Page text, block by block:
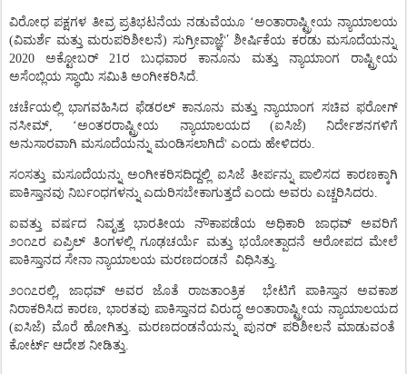
ವಿರೋಧ ಪಕ್ಷಗಳ ತೀವ್ರ ಪ್ರತಿಭಟನೆಯ ನಡುವೆಯೂ ‘ಅಂತಾರಾಷ್ಟ್ರೀಯ ನ್ಯಾಯಾಲಯ
(ವಿಮರ್ಶೆ ಮತ್ತು ಮರುಪರಿಶೀಲನೆ) ಸುಗ್ರೀವಾಜ್ಞೆ‘’ ಶೀರ್ಷಿಕೆಯ ಕರಡು ಮಸೂದೆಯನ್ನು
2020 ಅಕ್ಟೋಬರ್ 21ರ ಬುಧವಾರ
ಕಾನೂನು ಮತ್ತು ನ್ಯಾಯಾಂಗ
ರಾಷ್ಟ್ರೀಯ
ಅಸೆಂಬ್ಲಿಯ ಸ್ಥಾಯಿ ಸಮಿತಿ ಅಂಗೀಕರಿಸಿದೆ.
ಚರ್ಚೆಯಲ್ಲಿ ಭಾಗವಹಿಸಿದ ಫೆಡರಲ್ ಕಾನೂನು ಮತ್ತು ನ್ಯಾಯಾಂಗ ಸಚಿವ ಫರೋಗ್
ನಸೀಮ್, ‘ಅಂತರರಾಷ್ಟ್ರೀಯ ನ್ಯಾಯಾಲಯದ(ಐಸಿಜೆ) ನಿರ್ದೇಶನಗಳಿಗೆ
ಅನುಸಾರವಾಗಿ ಮಸೂದೆಯನ್ನು ಮಂಡಿಸಲಾಗಿದೆ‘ ಎಂದು ಹೇಳಿದರು.
ಸಂಸತ್ತು ಮಸೂದೆಯನ್ನು ಅಂಗೀಕರಿಸದಿದ್ದಲ್ಲಿ ಐಸಿಜೆ ತೀರ್ಪನ್ನು ಪಾಲಿಸದ ಕಾರಣಕ್ಕಾಗಿ
ಪಾಕಿಸ್ತಾನವು ನಿರ್ಬಂಧಗಳನ್ನು ಎದುರಿಸಬೇಕಾಗುತ್ತದೆ ಎಂದು ಅವರು ಎಚ್ಚರಿಸಿದರು.
ಐವತ್ತು ವರ್ಷದ ನಿವೃತ್ತ ಭಾರತೀಯ ನೌಕಾಪಡೆಯ ಅಧಿಕಾರಿ ಜಾಧವ್
ಅವರಿಗೆ
೨೦೧೭ರ ಏಪ್ರಿಲ್ ತಿಂಗಳಲ್ಲಿ ಗೂಢಚರ್ಯೆ ಮತ್ತು ಭಯೋತ್ಪಾದನೆ ಆರೋಪದ ಮೇಲೆ
ಪಾಕಿಸ್ತಾನದ ಸೇನಾ ನ್ಯಾಯಾಲಯ ಮರಣದಂಡನೆ ವಿಧಿಸಿತ್ತು.
೨೦೧೭ರಲ್ಲಿ, ಜಾಧವ್ ಅವರ ಜೊತೆ ರಾಜತಾಂತ್ರಿಕ ಭೇಟಿಗೆ ಪಾಕಿಸ್ತಾನ
ಅವಕಾಶ
ನಿರಾಕರಿಸಿದ ಕಾರಣ, ಭಾರತವು ಪಾಕಿಸ್ತಾನದ ವಿರುದ್ಧ ಅಂತಾರಾಷ್ಟ್ರೀಯ ನ್ಯಾಯಾಲಯದ
(ಐಸಿಜೆ) ಮೊರೆ ಹೋಗಿತ್ತು.ಮರಣದಂಡನೆಯನ್ನು ಪುನರ್ ಪರಿಶೀಲನೆ ಮಾಡುವಂತೆ
ಕೋರ್ಟ್ ಆದೇಶ ನೀಡಿತ್ತು.